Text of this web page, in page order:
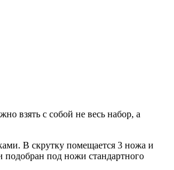
взять с собой не весь набор, а
В скрутку помещается 3 ножа и
подобран под ножи стандартного